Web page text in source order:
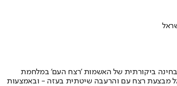
"בחינה ביקורתית של האשמות 'רצח העם' במלחמת
מבצעת רצח עם והרעבה שיטתית בעזה - ובאמצעות